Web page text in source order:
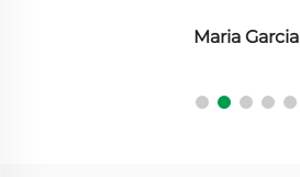
Maria Garcia